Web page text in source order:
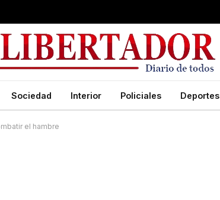
Sociedad Interior Policiales Deportes
el hambre